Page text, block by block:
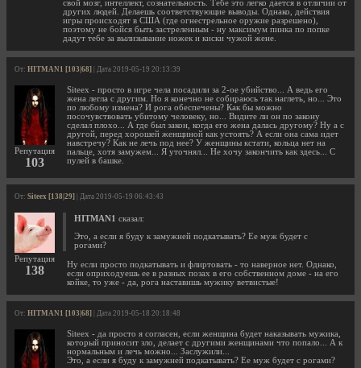
свой мозг, интеллект, сознательность. Тебе это легко дается в отличии от
других людей. Делаешь соответствующие выводы. Однако, действия
игры происходят в США (где огнестрельное оружие разрешено),
поэтому не бойся быть застреленным - ну максимум пинка по попке
дадут тебе за вылизывание ножек и киски чужой жене.
От: HITMAN1 [103|68] | Дата 2019-05-19 20:13:39
Репутация
103
Siteex - просто в игре чела посадили за 2-ое убийство... А ведь его
жена легла с другим. Но я конечно не собираюсь так наглеть, но... Это
по любому измена? И рога обеспечены? Как бы можно
посочувствовать убитому человеку, но... Видите ли он по закону
сделал плохо... А где был закон, когда его жена далась другому? Ну а с
другой, перед хорошей женщиной как устоять? А если она сама идет
навстречу? Как не лечь под нее? У женщины кстати, кольца нет на
пальце, хотя замужем... Я уточнял... Не хочу закончить как здесь... С
пулей в башке.
От: Siteex [138|29] | Дата 2019-05-19 06:43:43
Репутация
138
HITMAN1 сказал:
Это, а если я буду к замужней подкатывать? Ее муж будет с
рогами?
Ну если просто подкатывать и флиртовать - то наверное нет. Однако,
если оприходуешь ее в разных позах в его собственном доме - на его
койке, то уже - да, рога наставишь мужику ветвистые!
От: HITMAN1 [103|68] | Дата 2019-05-18 20:18:48
Siteex - да просто я согласен, если женщина будет наказывать мужика,
который приносит зло, делает с другими женщинами что попало... А к
нормальным и лечь можно... Заслужили...
Это, а если я буду к замужней подкатывать? Ее муж будет с рогами?